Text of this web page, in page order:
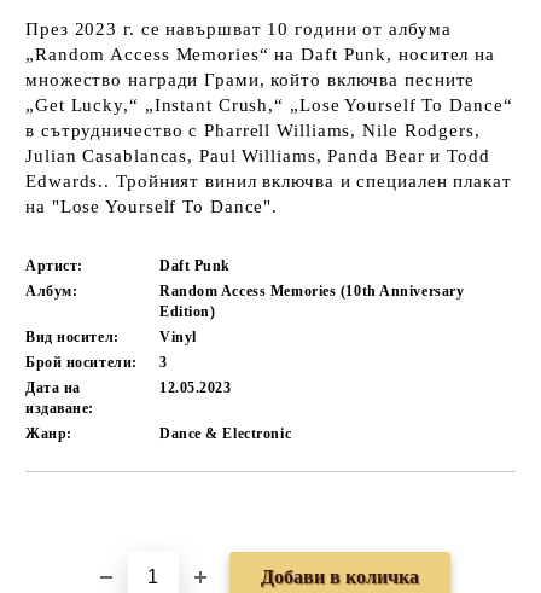
През 2023 г. се навършват 10 години от албума
„Random Access Memories“ на Daft Punk, носител на
множество награди Грами, който включва песните
„Get Lucky,“ „Instant Crush,“ „Lose Yourself To Dance“
в сътрудничество с Pharrell Williams, Nile Rodgers,
Julian Casablancas, Paul Williams, Panda Bear и Todd
Edwards.. Тройният винил включва и специален плакат
на "Lose Yourself To Dance".
Артист:
Daft Punk
Албум:
Random Access Memories (10th Anniversary
Edition)
Вид носител:
Vinyl
Брой носители:
3
Дата на
издаване:
12.05.2023
Жанр: Dance & Electronic